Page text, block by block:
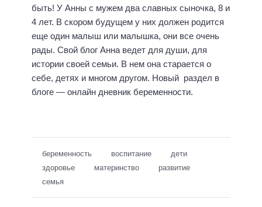
быть! У Анны с мужем два славных сыночка, 8 и
4 лет. В скором будущем у них должен родится
еще один малыш или малышка, они все очень
рады. Свой блог Анна ведет для души, для
истории своей семьи. В нем она старается о
себе, детях и многом другом. Новый раздел в
блоге — онлайн дневник беременности.
беременность воспитание
дети
здоровье
материнство
развитие
семья